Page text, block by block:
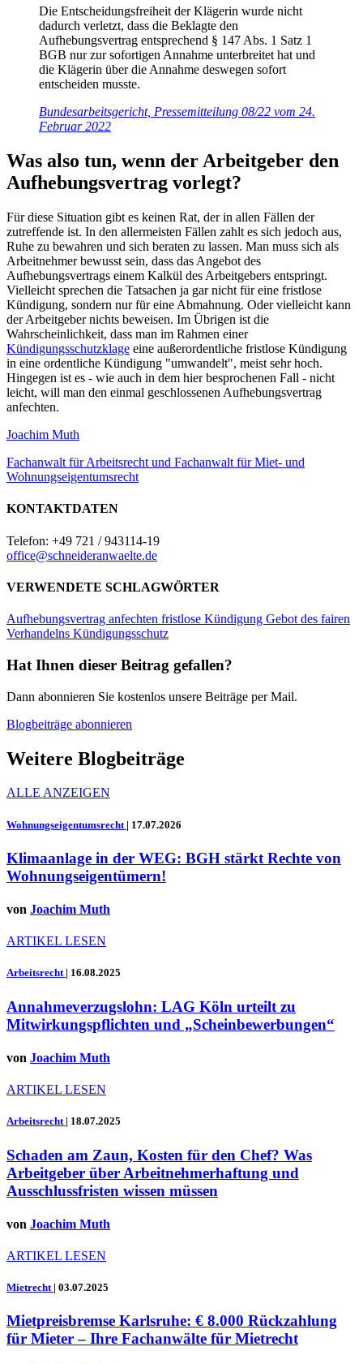
Die Entscheidungsfreiheit der Klägerin wurde nicht
dadurch verletzt, dass die Beklagte den
Aufhebungsvertrag entsprechend § 147 Abs. 1 Satz 1
BGB nur zur sofortigen Annahme unterbreitet hat und
die Klägerin über die Annahme deswegen sofort
entscheiden musste.
Bundesarbeitsgericht, Pressemitteilung 08/22 vom 24.
Februar 2022
Was also tun, wenn der Arbeitgeber den
Aufhebungsvertrag vorlegt?
Für diese Situation gibt es keinen Rat, der in allen Fällen der
zutreffende ist. In den allermeisten Fällen zahlt es sich jedoch aus,
Ruhe zu bewahren und sich beraten zu lassen. Man muss sich als
Arbeitnehmer bewusst sein, dass das Angebot des
Aufhebungsvertrags einem Kalkül des Arbeitgebers entspringt.
Vielleicht sprechen die Tatsachen ja gar nicht für eine fristlose
Kündigung, sondern nur für eine Abmahnung. Oder vielleicht kann
der Arbeitgeber nichts beweisen. Im Übrigen ist die
Wahrscheinlichkeit, dass man im Rahmen einer
Kündigungsschutzklage eine außerordentliche fristlose Kündigung
in eine ordentliche Kündigung "umwandelt", meist sehr hoch.
Hingegen ist es - wie auch in dem hier besprochenen Fall - nicht
leicht, will man den einmal geschlossenen Aufhebungsvertrag
anfechten.
Joachim Muth
Fachanwalt für Arbeitsrecht und Fachanwalt für Miet- und
Wohnungseigentumsrecht
KONTAKTDATEN
Telefon: +49 721 / 943114-19
office@schneideranwaelte.de
VERWENDETE SCHLAGWÖRTER
Aufhebungsvertrag anfechten fristlose Kündigung Gebot des fairen
Verhandelns Kündigungsschutz
Hat Ihnen dieser Beitrag gefallen?
Dann abonnieren Sie kostenlos unsere Beiträge per Mail.
Blogbeiträge abonnieren
Weitere Blogbeiträge
ALLE ANZEIGEN
Wohnungseigentumsrecht | 17.07.2026
Klimaanlage in der WEG: BGH stärkt Rechte von
Wohnungseigentümern!
von Joachim Muth
ARTIKEL LESEN
Arbeitsrecht | 16.08.2025
Annahmeverzugslohn: LAG Köln urteilt zu
Mitwirkungspflichten und „Scheinbewerbungen“
von Joachim Muth
ARTIKEL LESEN
Arbeitsrecht | 18.07.2025
Schaden am Zaun, Kosten für den Chef? Was
Arbeitgeber über Arbeitnehmerhaftung und
Ausschlussfristen wissen müssen
von Joachim Muth
ARTIKEL LESEN
Mietrecht | 03.07.2025
Mietpreisbremse Karlsruhe: € 8.000 Rückzahlung
für Mieter – Ihre Fachanwälte für Mietrecht